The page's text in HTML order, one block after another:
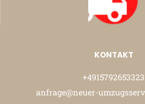
KONTAKT
+4915792653323
anfrage@neuer-